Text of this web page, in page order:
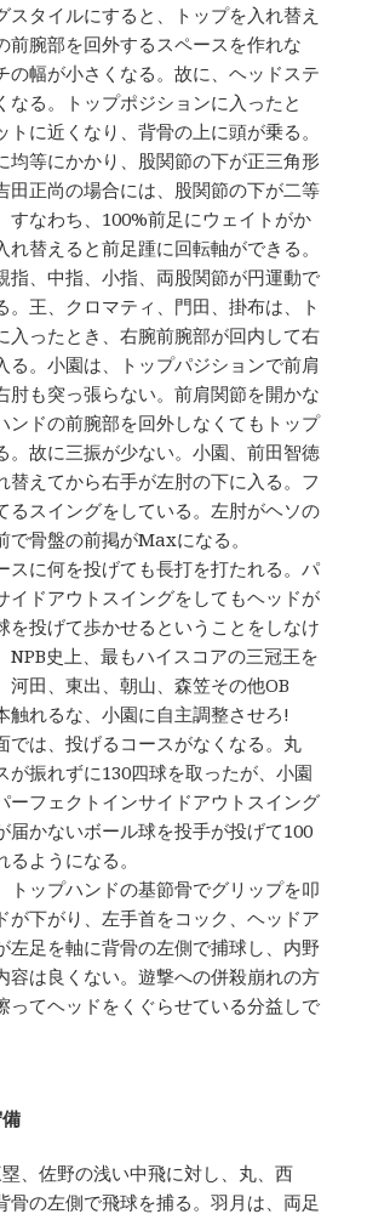
スタイルにすると、トップを入れ替え
前腕部を回外するスペースを作れな
の幅が小さくなる。故に、ヘッドステ
なる。トップポジションに入ったと
トに近くなり、背骨の上に頭が乗る。
均等にかかり、股関節の下が正三角形
田正尚の場合には、股関節の下が二等
すなわち、100%前足にウェイトがか
れ替えると前足踵に回転軸ができる。
指、中指、小指、両股関節が円運動で
。王、クロマティ、門田、掛布は、ト
入ったとき、右腕前腕部が回内して右
る。小園は、トップパジションで前肩
肘も突っ張らない。前肩関節を開かな
ンドの前腕部を回外しなくてもトップ
。故に三振が少ない。小園、前田智徳
替えてから右手が左肘の下に入る。フ
るスイングをしている。左肘がヘソの
で骨盤の前掲がMaxになる。
スに何を投げても長打を打たれる。パ
イドアウトスイングをしてもヘッドが
を投げて歩かせるということをしなけ
NPB史上、最もハイスコアの三冠王を
河田、東出、朝山、森笠その他OB
触れるな、小園に自主調整させろ!
では、投げるコースがなくなる。丸
が振れずに130四球を取ったが、小園
ーフェクトインサイドアウトスイング
届かないボール球を投手が投げて100
ようになる。
トップハンドの基節骨でグリップを叩
が下がり、左手首をコック、ヘッドア
左足を軸に背骨の左側で捕球し、内野
容は良くない。遊撃への併殺崩れの方
ってヘッドをくぐらせている分益しで
、佐野の浅い中飛に対し、丸、西
骨の左側で飛球を捕る。羽月は、両足